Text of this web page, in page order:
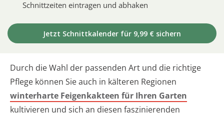
Schnittzeiten eintragen und abhaken
Jetzt Schnittkalender für 9,99 € sichern
Durch die Wahl der passenden Art und die richtige
Pflege können Sie auch in kälteren Regionen
winterharte Feigenkakteen für Ihren Garten
kultivieren und sich an diesen faszinierenden